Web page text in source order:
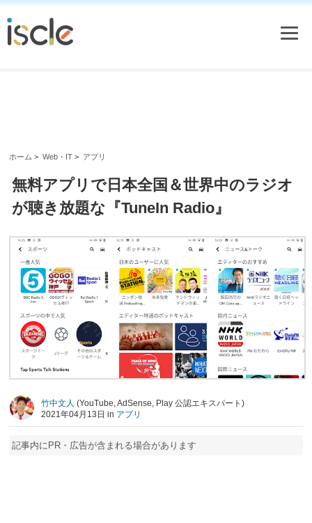
ホーム > Web・IT > アプリ
無料アプリで日本全国＆世界中のラジオ
が聴き放題な『TuneIn Radio』
竹中文人 (YouTube, AdSense, Play 公認エキスパート)
2021年04月13日 in アプリ
記事内にPR・広告が含まれる場合があります